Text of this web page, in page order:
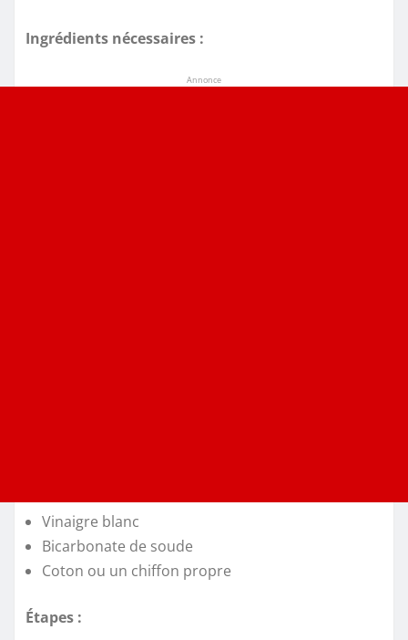
Ingrédients nécessaires :
Annonce
Vinaigre blanc
Bicarbonate de soude
Coton ou un chiffon propre
Étapes :